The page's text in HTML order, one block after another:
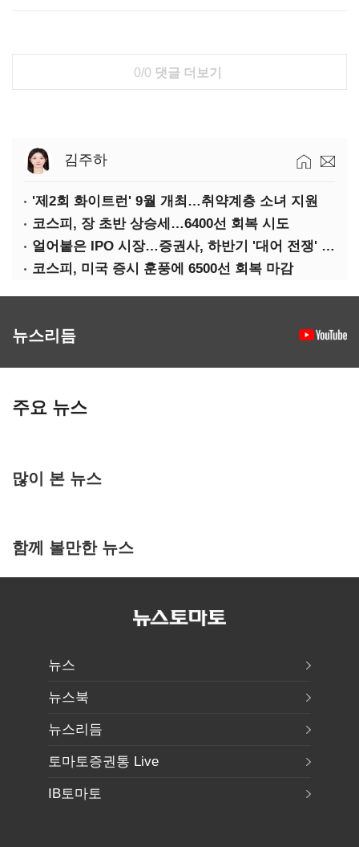
0/0 댓글 더보기
김주하
'제2회 화이트런' 9월 개최…취약계층 소녀 지원
코스피, 장 초반 상승세…6400선 회복 시도
얼어붙은 IPO 시장…증권사, 하반기 '대어 전쟁' 기대
코스피, 미국 증시 훈풍에 6500선 회복 마감
뉴스리듬
주요 뉴스
많이 본 뉴스
함께 볼만한 뉴스
뉴스
뉴스북
뉴스리듬
토마토증권통 Live
IB토마토